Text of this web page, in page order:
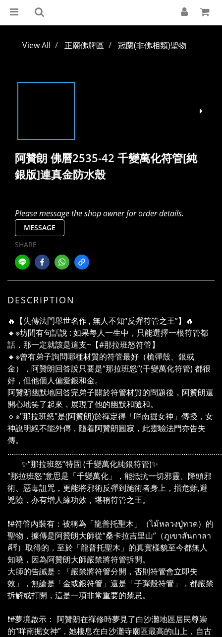
View All 正廟佛牌區 冠蘭(非佛相類)聖物
阿贊朗 佛曆2535-42 千變萬化符管[純
銀版]連真金防水殼
Please message the shop owner for order details.
MESSAGE
SHARE
DESCRIPTION
🔥【失傳法門舉世名作 , 無人不知“反彈符管之王”】🔥
🔹※坊間有句話說 : 如果每人一生中，只能選擇一根符管都
話，那一定就該是這支~【#那拉班怒符管】
🔸※曾有弟子詢問哪種材質的符管最好（槍彈殼、銀或
金），阿贊朗回答說只要是“那拉班怒”(千變萬化符管) 都很
好，但他個人偏愛銀和金。
阿贊朗幽默地回答完弟子關於符管材質的問題後，阿贊朗還
開心地笑了起來，展現了他的幽默和隨和。
🔹※"那拉班怒"是(阿贊朗)於禪定得「咩南掘女神」傳授，女
神說明絕不能外傳，隨着阿贊朗圓寂，此靈驗法門亦告失
傳。
✨“那拉班怒”特固 (千變萬化純銀符管)✨
"那拉班怒"意思是「千變萬化」，能抵抗一切邪靈、降頭邪
術、惡毒詛咒，更能將邪術反彈到施術者身上，擋危難,避
兇險，亦有增人緣功效，堪稱符管之王。
❗#符管內裝有：被稱為「龍普托聖木」（ไม้หลวงปู่ทวด）的
聖物，據傳是阿贊朗大師從“桑卡拉吉里山”（ภูเขาสันกาลา
คีรี）取得的，至於「龍普托聖木」的真實樣貌至今都無人
知曉，因為阿贊朗大師嚴禁將符管拆開。
大師的告誡是：「嚴禁將符管分開，否則符管會立即失
效」，無論是「金或銀符管」還是「子彈殼符管」，都嚴禁
拆解或打開，這是一項非常重要的禁忌。
❗#夢境啟示： 阿贊朗在禪修時夢見了白沙灘地區居民尊崇
的“咩南掘女神”，她棲息在白沙灘寺廟區最高的山上，自古